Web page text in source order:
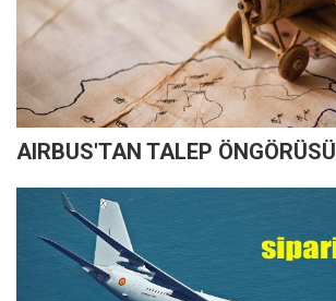
AIRBUS'TAN TALEP ÖNGÖRÜSÜ